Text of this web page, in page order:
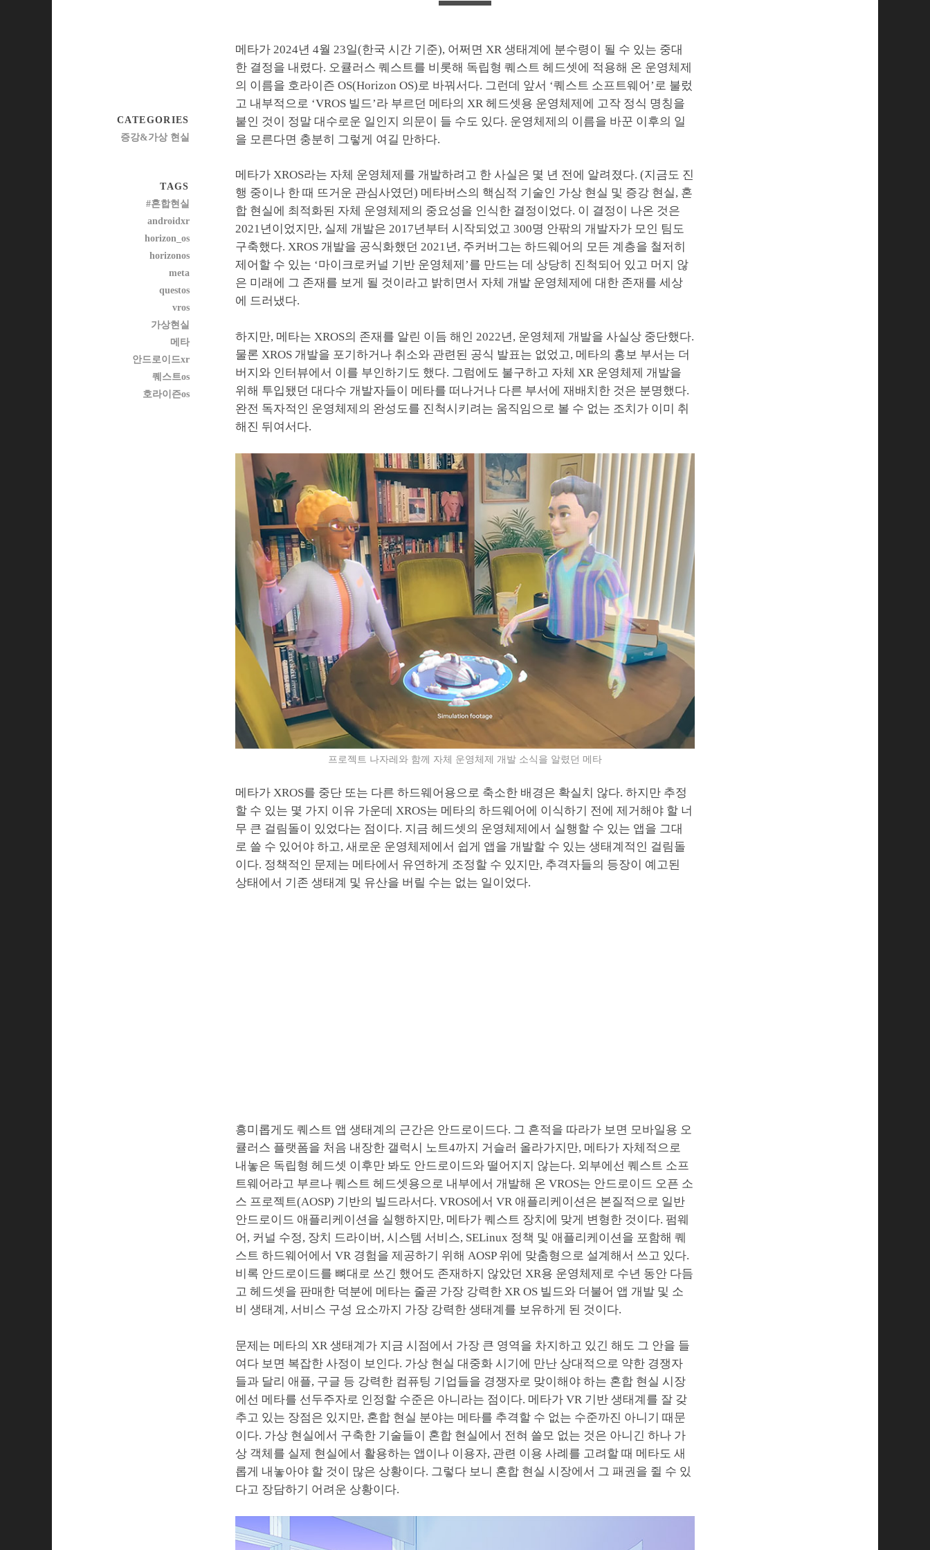
메타가 2024년 4월 23일(한국 시간 기준), 어쩌면 XR 생태계에 분수령이 될 수 있는 중대
한 결정을 내렸다. 오큘러스 퀘스트를 비롯해 독립형 퀘스트 헤드셋에 적용해 온 운영체제
의 이름을 호라이즌 OS(Horizon OS)로 바꿔서다. 그런데 앞서 ‘퀘스트 소프트웨어’로 불렀
고 내부적으로 ‘VROS 빌드’라 부르던 메타의 XR 헤드셋용 운영체제에 고작 정식 명칭을
붙인 것이 정말 대수로운 일인지 의문이 들 수도 있다. 운영체제의 이름을 바꾼 이후의 일
을 모른다면 충분히 그렇게 여길 만하다.
메타가 XROS라는 자체 운영체제를 개발하려고 한 사실은 몇 년 전에 알려졌다. (지금도 진
행 중이나 한 때 뜨거운 관심사였던) 메타버스의 핵심적 기술인 가상 현실 및 증강 현실, 혼
합 현실에 최적화된 자체 운영체제의 중요성을 인식한 결정이었다. 이 결정이 나온 것은
2021년이었지만, 실제 개발은 2017년부터 시작되었고 300명 안팎의 개발자가 모인 팀도
구축했다. XROS 개발을 공식화했던 2021년, 주커버그는 하드웨어의 모든 계층을 철저히
제어할 수 있는 ‘마이크로커널 기반 운영체제’를 만드는 데 상당히 진척되어 있고 머지 않
은 미래에 그 존재를 보게 될 것이라고 밝히면서 자체 개발 운영체제에 대한 존재를 세상
에 드러냈다.
하지만, 메타는 XROS의 존재를 알린 이듬 해인 2022년, 운영체제 개발을 사실상 중단했다.
물론 XROS 개발을 포기하거나 취소와 관련된 공식 발표는 없었고, 메타의 홍보 부서는 더
버지와 인터뷰에서 이를 부인하기도 했다. 그럼에도 불구하고 자체 XR 운영체제 개발을
위해 투입됐던 대다수 개발자들이 메타를 떠나거나 다른 부서에 재배치한 것은 분명했다.
완전 독자적인 운영체제의 완성도를 진척시키려는 움직임으로 볼 수 없는 조치가 이미 취
해진 뒤여서다.
프로젝트 나자레와 함께 자체 운영체제 개발 소식을 알렸던 메타
메타가 XROS를 중단 또는 다른 하드웨어용으로 축소한 배경은 확실치 않다. 하지만 추정
할 수 있는 몇 가지 이유 가운데 XROS는 메타의 하드웨어에 이식하기 전에 제거해야 할 너
무 큰 걸림돌이 있었다는 점이다. 지금 헤드셋의 운영체제에서 실행할 수 있는 앱을 그대
로 쓸 수 있어야 하고, 새로운 운영체제에서 쉽게 앱을 개발할 수 있는 생태계적인 걸림돌
이다. 정책적인 문제는 메타에서 유연하게 조정할 수 있지만, 추격자들의 등장이 예고된
상태에서 기존 생태계 및 유산을 버릴 수는 없는 일이었다.
흥미롭게도 퀘스트 앱 생태계의 근간은 안드로이드다. 그 흔적을 따라가 보면 모바일용 오
큘러스 플랫폼을 처음 내장한 갤럭시 노트4까지 거슬러 올라가지만, 메타가 자체적으로
내놓은 독립형 헤드셋 이후만 봐도 안드로이드와 떨어지지 않는다. 외부에선 퀘스트 소프
트웨어라고 부르나 퀘스트 헤드셋용으로 내부에서 개발해 온 VROS는 안드로이드 오픈 소
스 프로젝트(AOSP) 기반의 빌드라서다. VROS에서 VR 애플리케이션은 본질적으로 일반
안드로이드 애플리케이션을 실행하지만, 메타가 퀘스트 장치에 맞게 변형한 것이다. 펌웨
어, 커널 수정, 장치 드라이버, 시스템 서비스, SELinux 정책 및 애플리케이션을 포함해 퀘
스트 하드웨어에서 VR 경험을 제공하기 위해 AOSP 위에 맞춤형으로 설계해서 쓰고 있다.
비록 안드로이드를 뼈대로 쓰긴 했어도 존재하지 않았던 XR용 운영체제로 수년 동안 다듬
고 헤드셋을 판매한 덕분에 메타는 줄곧 가장 강력한 XR OS 빌드와 더불어 앱 개발 및 소
비 생태계, 서비스 구성 요소까지 가장 강력한 생태계를 보유하게 된 것이다.
문제는 메타의 XR 생태계가 지금 시점에서 가장 큰 영역을 차지하고 있긴 해도 그 안을 들
여다 보면 복잡한 사정이 보인다. 가상 현실 대중화 시기에 만난 상대적으로 약한 경쟁자
들과 달리 애플, 구글 등 강력한 컴퓨팅 기업들을 경쟁자로 맞이해야 하는 혼합 현실 시장
에선 메타를 선두주자로 인정할 수준은 아니라는 점이다. 메타가 VR 기반 생태계를 잘 갖
추고 있는 장점은 있지만, 혼합 현실 분야는 메타를 추격할 수 없는 수준까진 아니기 때문
이다. 가상 현실에서 구축한 기술들이 혼합 현실에서 전혀 쓸모 없는 것은 아니긴 하나 가
상 객체를 실제 현실에서 활용하는 앱이나 이용자, 관련 이용 사례를 고려할 때 메타도 새
롭게 내놓아야 할 것이 많은 상황이다. 그렇다 보니 혼합 현실 시장에서 그 패권을 쥘 수 있
다고 장담하기 어려운 상황이다.
CATEGORIES
증강&가상 현실
TAGS
#혼합현실
androidxr
horizon_os
horizonos
meta
questos
vros
가상현실
메타
안드로이드xr
퀘스트os
호라이즌os